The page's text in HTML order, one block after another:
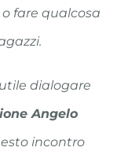
fare qualcosa
dialogare
Angelo
incontro